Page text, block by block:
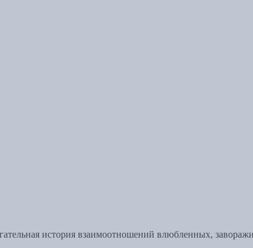
история взаимоотношений влюбленных,